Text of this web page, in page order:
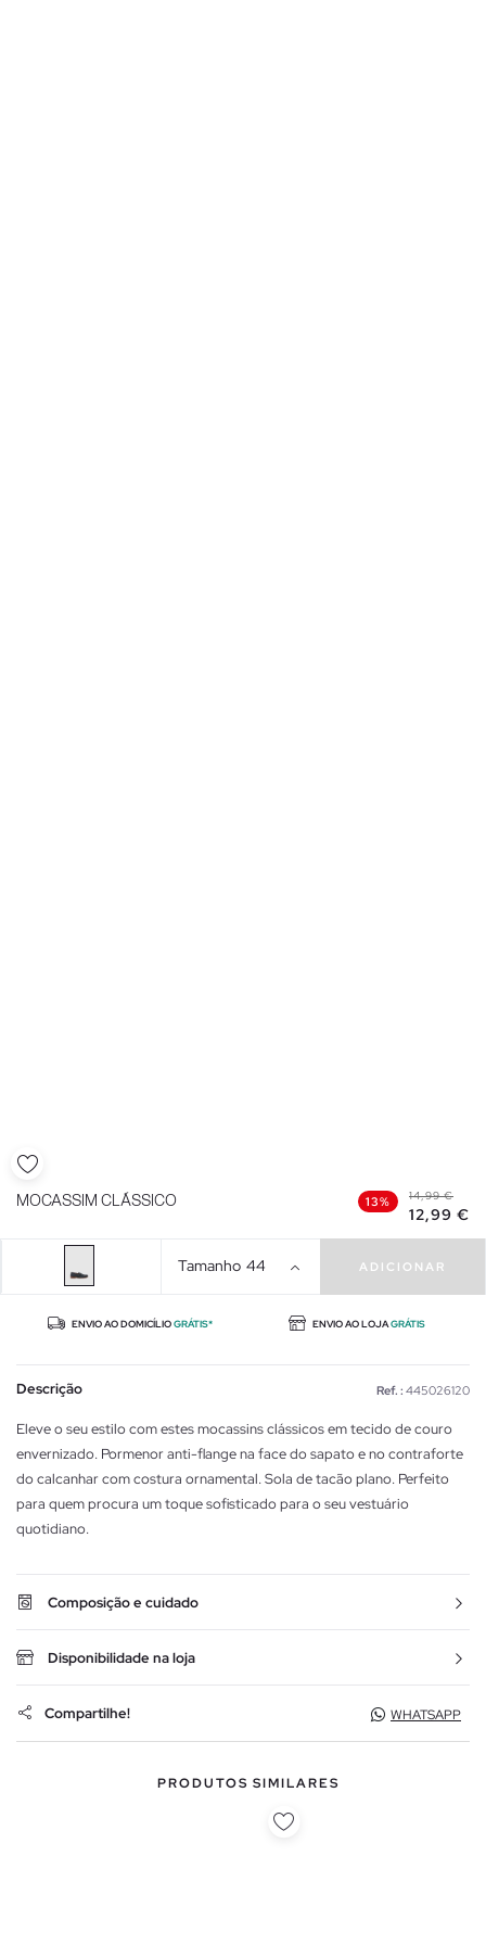
MOCASSIM CLÁSSICO 13% 14,99 €
12,99 €
Tamanho 44 ADICIONAR
ENVIO AO DOMICÍLIOGRÁTIS* ENVIO AO LOJAGRÁTIS
Descrição Ref. : 445026120
Eleve o seu estilo com estes mocassins clássicos em tecido de couro
envernizado. Pormenor anti-flange na face do sapato e no contraforte
do calcanhar com costura ornamental. Sola de tacão plano. Perfeito
para quem procura um toque sofisticado para o seu vestuário
quotidiano.
Composição e cuidado
Disponibilidade na loja
Compartilhe! WHATSAPP
PRODUTOS SIMILARES